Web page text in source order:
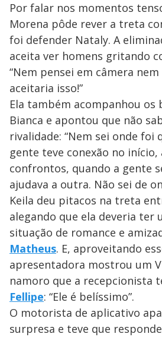
Por falar nos momentos
Morena pôde rever a treta
foi defender Nataly. A
aceita ver homens gritando
“Nem pensei em câmera nem
aceitaria isso!”
Ela também acompanhou os
Bianca e apontou que não
rivalidade: “Nem sei onde foi
gente teve conexão no
confrontos, quando a gente
ajudava a outra. Não sei de
Keila deu pitacos na treta
alegando que ela deveria ter
situação de romance e
Matheus. E, aproveitando
apresentadora mostrou um
namoro que a recepcionista
Fellipe: “Ele é belíssimo”.
O motorista de aplicativo
surpresa e teve que